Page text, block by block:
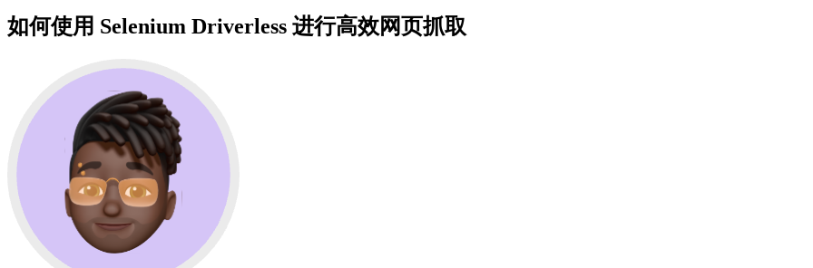
如何使用 Selenium Driverless 进行高效网页抓取